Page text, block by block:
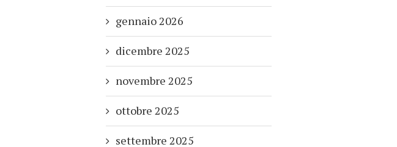
gennaio 2026
dicembre 2025
novembre 2025
ottobre 2025
settembre 2025